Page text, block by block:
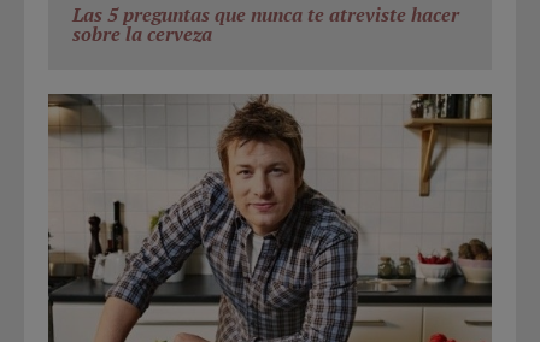
Las 5 preguntas que nunca te atreviste hacer
sobre la cerveza